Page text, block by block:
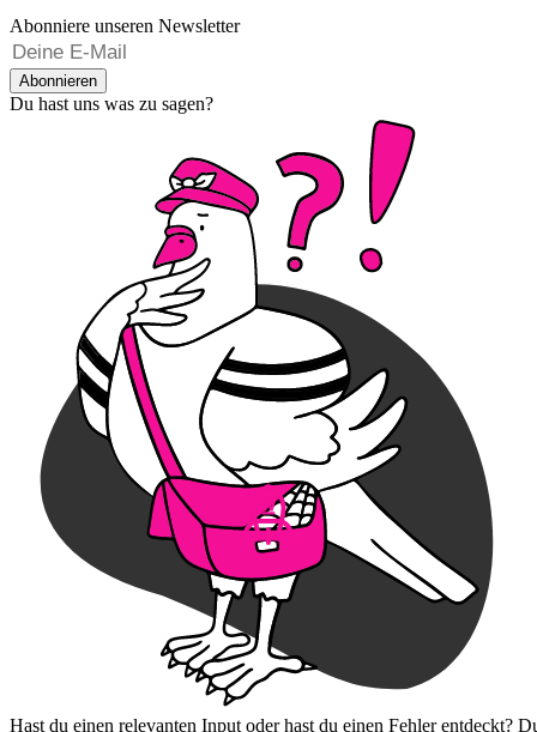
Abonniere unseren Newsletter
Abonnieren
Du hast uns was zu sagen?
Hast du einen relevanten Input oder hast du einen Fehler entdeckt?